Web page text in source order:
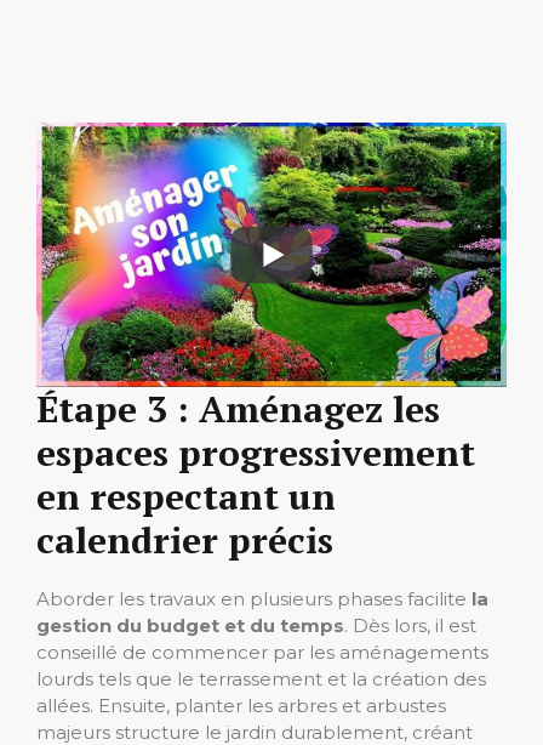
Étape 3 : Aménagez les
espaces progressivement
en respectant un
calendrier précis
Aborder les travaux en plusieurs phases facilite la
gestion du budget et du temps. Dès lors, il est
conseillé de commencer par les aménagements
lourds tels que le terrassement et la création des
allées. Ensuite, planter les arbres et arbustes
majeurs structure le jardin durablement, créant